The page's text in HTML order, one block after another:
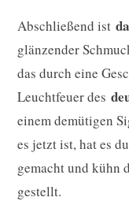
Abschließend ist
glänzender
das durch eine
Leuchtfeuer des
einem demütigen
es jetzt ist, hat es
gemacht und kühn
gestellt.